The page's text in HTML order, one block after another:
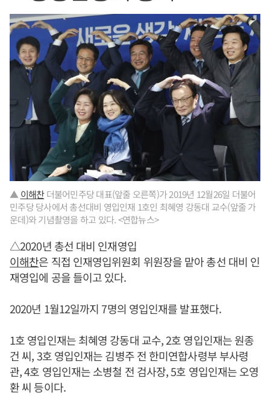
▲이해찬더불어민주당 대표(앞줄 오른쪽)가 2019년 12월26일 더불어
민주당 당사에서 총선대비 영입인재 1호인 최혜영 강동대 교수(앞줄 가
운데)와 기념촬영을 하고 있다. <연합뉴스>
△2020년 총선 대비 인재영입
이해찬은 직접 인재영입위원회 위원장을 맡아 총선 대비 인
재영입에 공을 들이고 있다.
2020년 1월12일까지 7명의 영입인재를 발표했다.
1호 영입인재는 최혜영 강동대 교수, 2호 영입인재는 원종
건 씨, 3호 영입인재는 김병주 전 한미연합사령부 부사령
관, 4호 영입인재는 소병철 전 검사장, 5호 영입인재는 오영
환 씨 등이다.